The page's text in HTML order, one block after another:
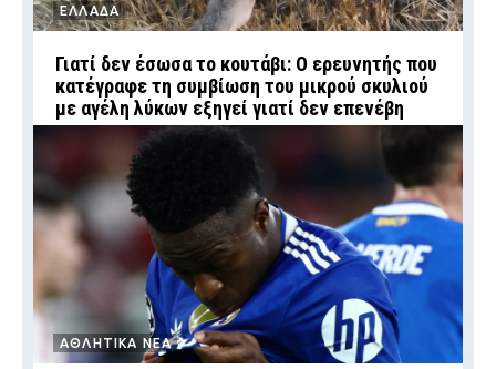
ΕΛΛΑΔΑ
Γιατί δεν έσωσα το κουτάβι: Ο ερευνητής που
κατέγραφε τη συμβίωση του μικρού σκυλιού
με αγέλη λύκων εξηγεί γιατί δεν επενέβη
ΑΘΛΗΤΙΚΑ ΝΕΑ